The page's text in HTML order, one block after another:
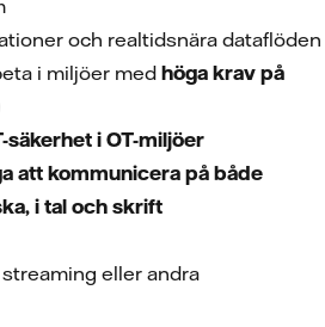
och realtidsnära dataflöden
i miljöer med höga krav på
säkerhet i OT-miljöer
att kommunicera på både
i tal och skrift
eller andra